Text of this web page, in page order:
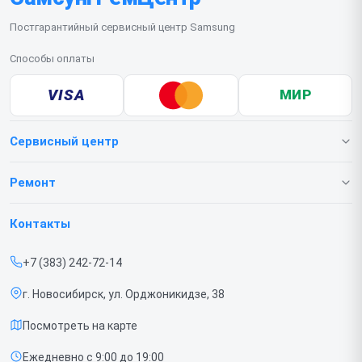
Постгарантийный сервисный центр Samsung
Способы оплаты
VISA МИР
Сервисный центр
О нашем сервисе
Срочный ремонт
Доставка и способы оплаты
Диагностика
Ремонт
Телефонов
Контакты
+7 (383) 242-72-14
г. Новосибирск, ул. Орджоникидзе, 38
Посмотреть на карте
Ежедневно с 9:00 до 19:00